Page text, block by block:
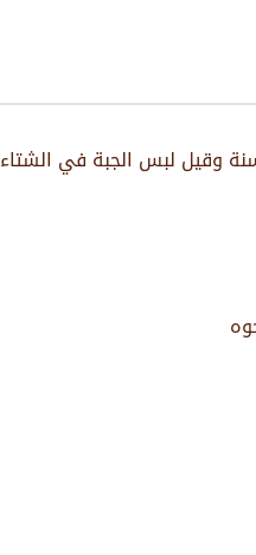
وقيل لبس الجبة في الشتاء